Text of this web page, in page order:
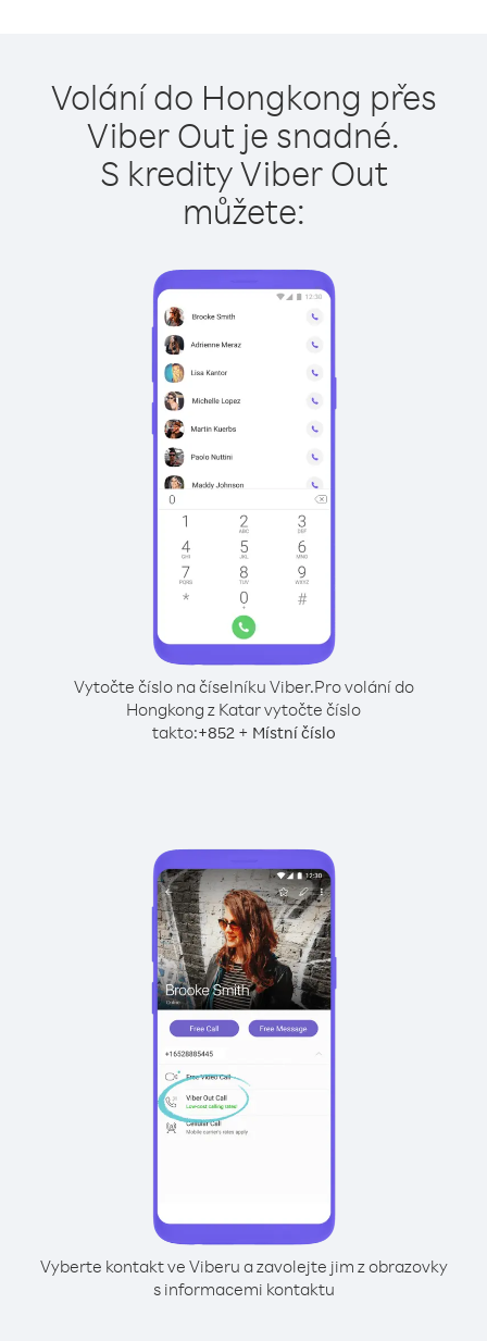
Volání do Hongkong přes
Viber Out je snadné.
S kredity Viber Out
můžete:
Vytočte číslo na číselníku Viber.Pro volání do
Hongkong z Katar vytočte číslo
takto:+852+ Místní číslo
Vyberte kontakt ve Viberu a zavolejte jim z obrazovky
s informacemi kontaktu